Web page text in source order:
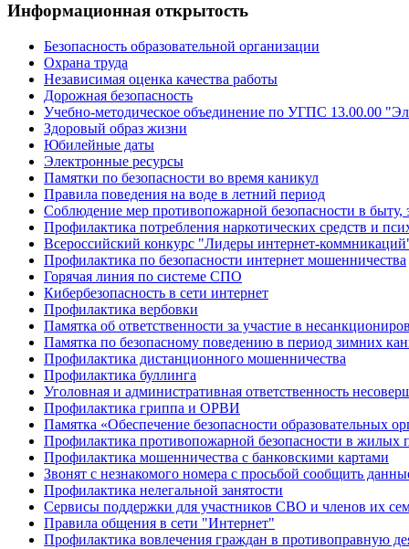
Информационная открытость
Безопасность образовательной организации
Охрана труда
Независимая оценка качества работы
Дорожная безопасность
Учебно-методическое объединение по УГПС 13.00.00
Здоровый образ жизни
Юбилейные даты
Электронные ресурсы
Памятки по безопасности во время каникул
Правила поведения на воде в летний период
Соблюдение мер противопожарной безопасности в быту,
Профилактика потребления наркотических средств и
Всероссийский конкурс "Лидеры интернет-
Профилактика по безопасности интернет мошенничества
Горячая линия по системе СПО
Кибербезопасность в сети интернет
Профилактика вербовки
Памятка об ответственности за участие в
Памятка по безопасному поведению в период зимних
Профилактика дистанционного мошенничества
Профилактика буллинга
Уголовная и административная ответственность
Профилактика гриппа и ОРВИ
Памятка «Обеспечение безопасности образовательных
Профилактика противопожарной безопасности в жилых
Профилактика мошенничества с банковскими картами
Звонят с незнакомого номера с просьбой сообщить
Профилактика нелегальной занятости
Сервисы поддержки для участников СВО и членов их
Правила общения в сети "Интернет"
Профилактика вовлечения граждан в противоправную